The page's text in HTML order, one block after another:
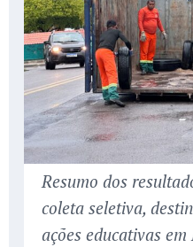
Resumo dos
coleta seletiva,
ações educativas em